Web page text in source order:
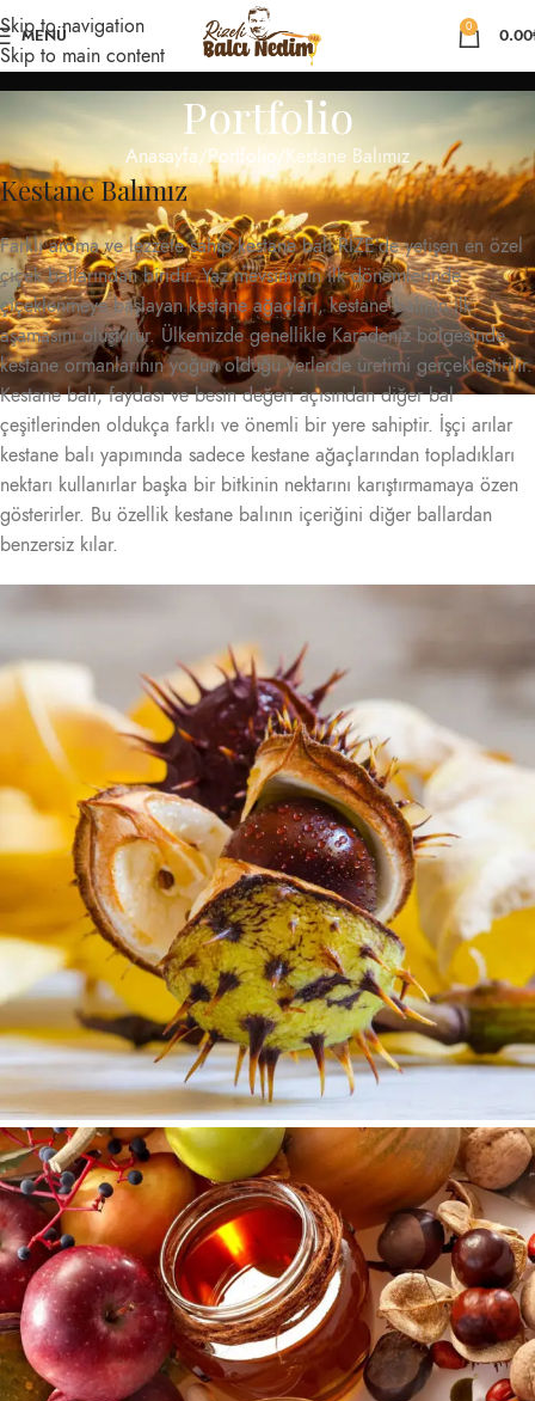
Skip to navigation
Skip to main content
MENÜ 0 0.00
Portfolio
Anasayfa Portfolio Kestane Balımız
Kestane Balımız
Farklı aroma ve lezzete sahip kestane balı RİZE’de yetişen en özel
çiçek ballarından biridir. Yaz mevsiminin ilk dönemlerinde
çiçeklenmeye başlayan kestane ağaçları, kestane balının ilk
aşamasını oluşturur. Ülkemizde genellikle Karadeniz bölgesinde
kestane ormanlarının yoğun olduğu yerlerde üretimi gerçekleştirilir.
Kestane balı, faydası ve besin değeri açısından diğer bal
çeşitlerinden oldukça farklı ve önemli bir yere sahiptir. İşçi arılar
kestane balı yapımında sadece kestane ağaçlarından topladıkları
nektarı kullanırlar başka bir bitkinin nektarını karıştırmamaya özen
gösterirler. Bu özellik kestane balının içeriğini diğer ballardan
benzersiz kılar.